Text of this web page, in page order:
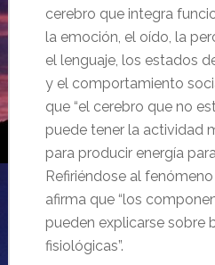
cerebro que integra
la emoción, el oído, la
el lenguaje, los estados
y el comportamiento
que “el cerebro que no
puede tener la actividad
para producir energía
Refiriéndose al
afirma que “los
pueden explicarse sobre
fisiológicas”.